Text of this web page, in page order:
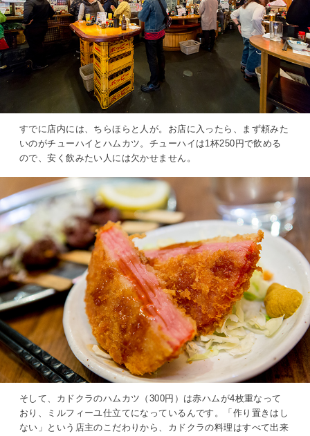
すでに店内には、ちらほらと人が。お店に入ったら、まず頼みた
いのがチューハイとハムカツ。チューハイは1杯250円で飲める
ので、安く飲みたい人には欠かせません。
そして、カドクラのハムカツ（300円）は赤ハムが4枚重なって
おり、ミルフィーユ仕立てになっているんです。「作り置きはし
ない」という店主のこだわりから、カドクラの料理はすべて出来